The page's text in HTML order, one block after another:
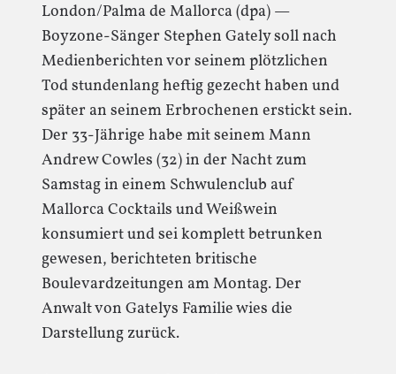
London/Palma de Mallorca (dpa) —
Boyzone-Sänger Stephen Gately soll nach
Medienberichten vor seinem plötzlichen
Tod stundenlang heftig gezecht haben und
später an seinem Erbrochenen erstickt sein.
Der 33-Jährige habe mit seinem Mann
Andrew Cowles (32) in der Nacht zum
Samstag in einem Schwulenclub auf
Mallorca Cocktails und Weißwein
konsumiert und sei komplett betrunken
gewesen, berichteten britische
Boulevardzeitungen am Montag. Der
Anwalt von Gatelys Familie wies die
Darstellung zurück.